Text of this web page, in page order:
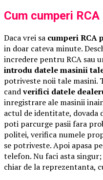
Cum cumperi
Daca vrei sa cumperi RCA
in doar cateva minute.
incredere pentru RCA sau
introdu datele masinii
potriveste noii tale masini.
candverifici datele
inregistrare ale masinii
actul de identitate, dovada
poti parcurge pasii fara
politei, verifica numele
se potriveste. Apoi apasa
telefon. Nu faci asta
chiar de la reprezentanta,